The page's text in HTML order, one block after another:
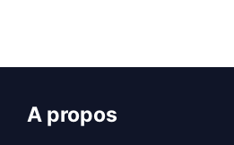
A propos